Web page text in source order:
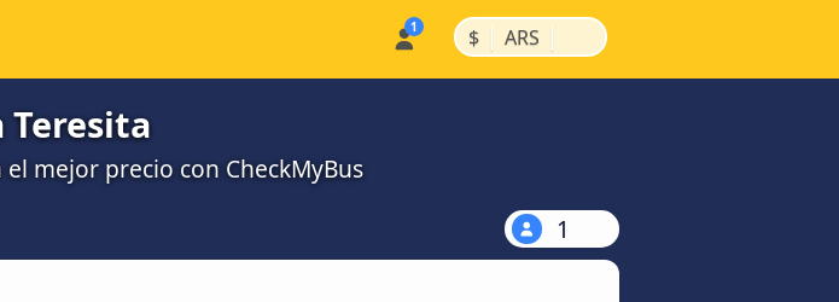
$ | ARS |
Teresita
mejor precio con CheckMyBus
1